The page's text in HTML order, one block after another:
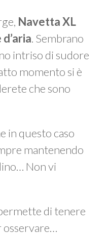
Navetta XL
. Sembrano
intriso di sudore
momento si è
che sono
in questo caso
mantenendo
Non vi
permette di tenere
osservare…